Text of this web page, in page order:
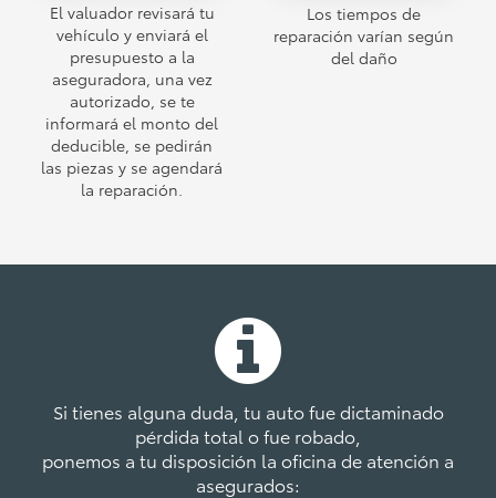
El valuador revisará tu
vehículo y enviará el
presupuesto a la
aseguradora, una vez
autorizado, se te
informará el monto del
deducible, se pedirán
las piezas y se agendará
la reparación.
Los tiempos de
reparación varían según
del daño
Si tienes alguna duda, tu auto fue dictaminado
pérdida total o fue robado,
ponemos a tu disposición la oficina de atención a
asegurados: